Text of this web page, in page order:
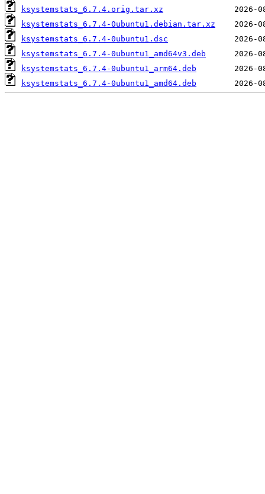
ksystemstats_6.7.4.orig.tar.xz
ksystemstats_6.7.4-0ubuntu1.debian.tar.xz
ksystemstats_6.7.4-0ubuntu1.dsc
ksystemstats_6.7.4-0ubuntu1_amd64v3.deb
ksystemstats_6.7.4-0ubuntu1_arm64.deb
ksystemstats_6.7.4-0ubuntu1_amd64.deb